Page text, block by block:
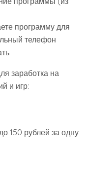
программу для
телефон
заработка на
и игр:
150 рублей за одну